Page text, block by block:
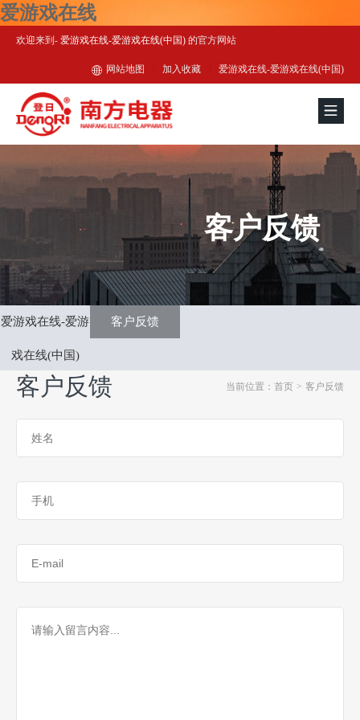
爱游戏在线
欢迎来到- 爱游戏在线-爱游戏在线(中国) 的官方网站
网站地图 加入收藏 爱游戏在线-爱游戏在线(中国)
客户反馈
爱游戏在线-爱游
戏在线(中国)
客户反馈
客户反馈 当前位置：首页 > 客户反馈